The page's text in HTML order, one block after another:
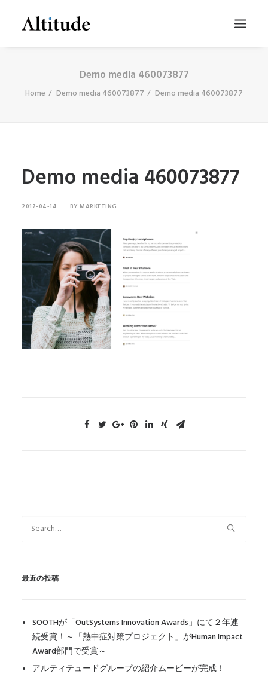
Demo media 460073877
Home Demo media 460073877 Demo media 460073877
Demo media 460073877
2017-04-14 | BY MARKETING
最近の投稿
SOOTHが「OutSystems Innovation Awards」にて２年連
続受賞！～「熱中症対策プロジェクト」がHuman Impact
Award部門で受賞～
アルティテュードグループの紹介ムービーが完成！